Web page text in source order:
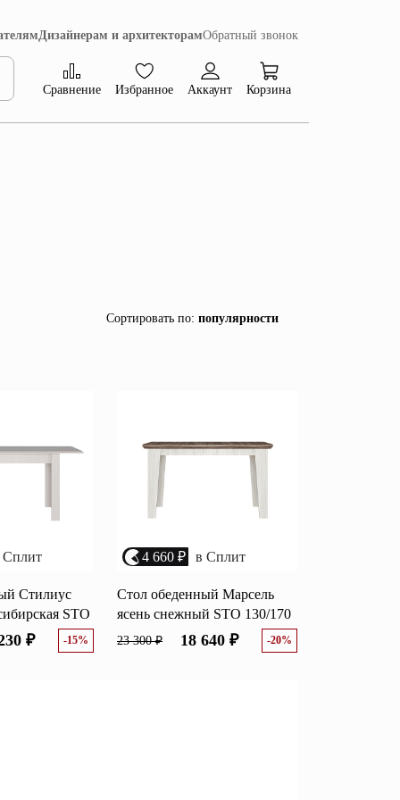
Дизайнерам и архитекторамОбратный звонок
Сравнение Избранное Аккаунт Корзина
Открытые полки
комоды
Прикроватные тумбы
Сортировать по: популярности
размеру скидки
Сплит
Стилиус
STO
₽ -15%
4 660 ₽ в Сплит
Стол обеденный Марсель
ясень снежный STO 130/170
23 300 ₽ 18 640 ₽ -20%